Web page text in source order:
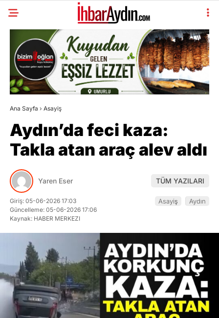
Ana Sayfa › Asayiş
Aydın’da feci kaza:
Takla atan araç alev aldı
Yaren Eser TÜM YAZILARI
Giriş: 05-06-2026 17:03
Güncelleme: 05-06-2026 17:06
Kaynak: HABER MERKEZI
Asayiş Aydın